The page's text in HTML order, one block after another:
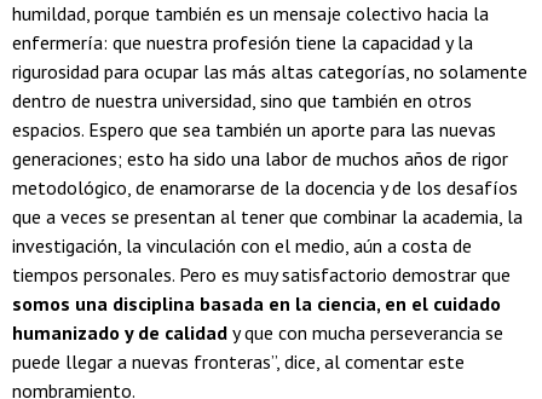
humildad, porque también es un mensaje colectivo hacia la
enfermería: que nuestra profesión tiene la capacidad y la
rigurosidad para ocupar las más altas categorías, no solamente
dentro de nuestra universidad, sino que también en otros
espacios. Espero que sea también un aporte para las nuevas
generaciones; esto ha sido una labor de muchos años de rigor
metodológico, de enamorarse de la docencia y de los desafíos
que a veces se presentan al tener que combinar la academia, la
investigación, la vinculación con el medio, aún a costa de
tiempos personales. Pero es muy satisfactorio demostrar que
somos una disciplina basada en la ciencia, en el cuidado
humanizado y de calidad y que con mucha perseverancia se
puede llegar a nuevas fronteras”, dice, al comentar este
nombramiento.